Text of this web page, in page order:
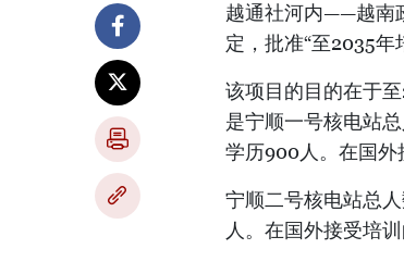
越通社河内——越南
定，批准“至2035年
该项目的目的在于
是宁顺一号核电站
学历900人。在国外
宁顺二号核电站总
人。在国外接受培